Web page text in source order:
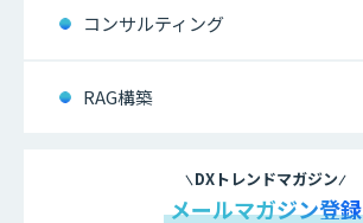
コンサルティング
RAG構築
DXトレンドマガジン
メールマガジン登録